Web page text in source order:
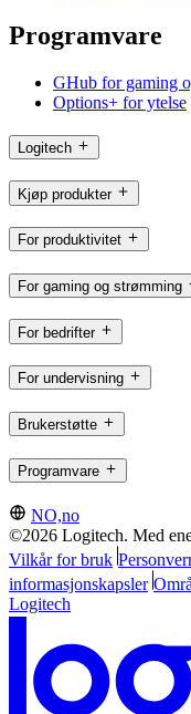
Programvare
GHub for gaming
Options+ for ytelse
Logitech
Kjøp produkter
For produktivitet
For gaming og strømming
For bedrifter
For undervisning
Brukerstøtte
Programvare
NO,no
©2026 Logitech. Med
Vilkår for bruk
informasjonskapsler
Logitech